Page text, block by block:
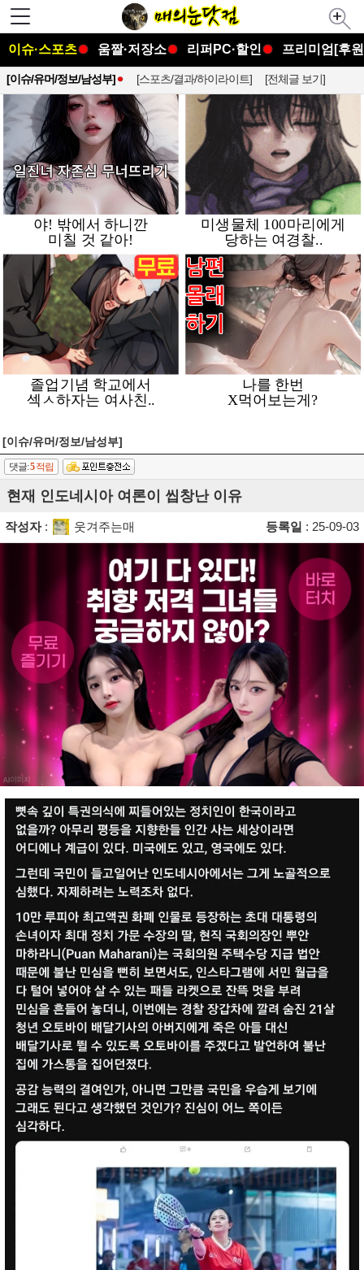
이슈·스포츠 움짤·저장소 리퍼PC·할인 프리미엄[후
[이슈/유머/정보/남성부] [스포츠/결과/하이라이트] [전체글 보기]
[이슈/유머/정보/남성부]
댓글:5적립
현재 인도네시아 여론이 씹창난 이유
작성자: 웃겨주는매 등록일 : 25-09-03